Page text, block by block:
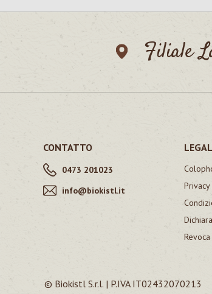
Filiale
CONTATTO
0473 201023
info@biokistl.it
LEGAL
© Biokistl S.r.l. | P.IVA IT02432070213